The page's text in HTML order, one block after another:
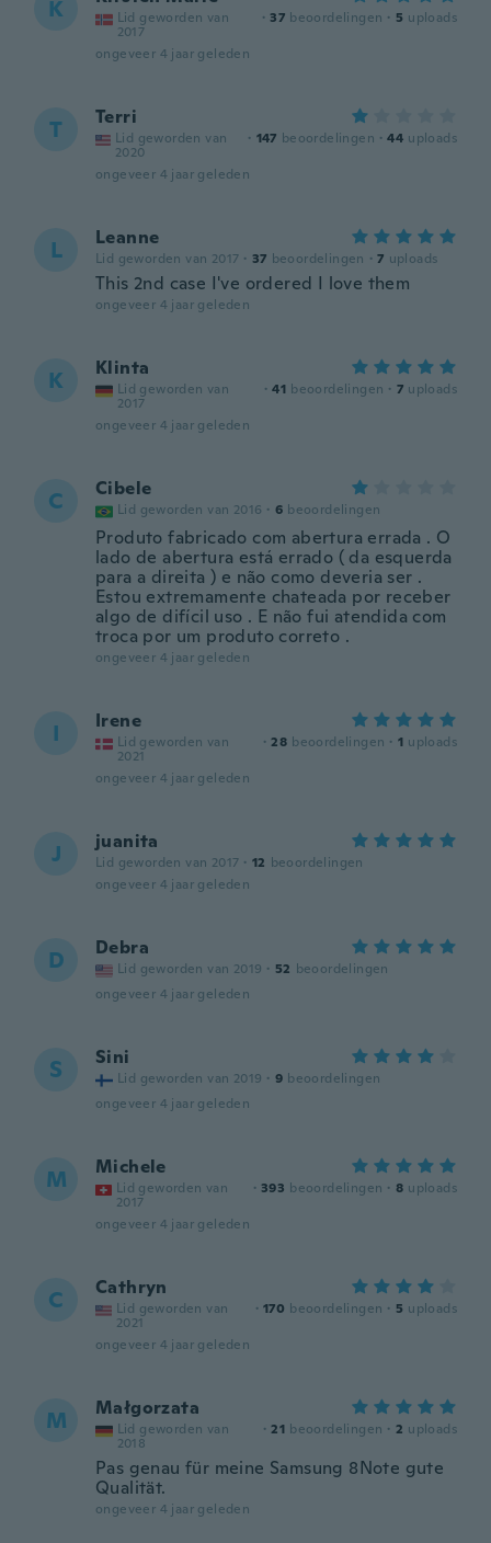
K
Lid geworden van
2017
· 37 beoordelingen · 5 uploads
ongeveer 4 jaar geleden
T Terri
Lid geworden van
2020
· 147 beoordelingen · 44 uploads
ongeveer 4 jaar geleden
L Leanne
Lid geworden van 2017 · 37 beoordelingen · 7 uploads
This 2nd case I've ordered I love them
ongeveer 4 jaar geleden
K Klinta
Lid geworden van
2017
· 41 beoordelingen · 7 uploads
ongeveer 4 jaar geleden
C Cibele
Lid geworden van 2016 · 6 beoordelingen
Produto fabricado com abertura errada . O
lado de abertura está errado ( da esquerda
para a direita ) e não como deveria ser .
Estou extremamente chateada por receber
algo de difícil uso . E não fui atendida com
troca por um produto correto .
ongeveer 4 jaar geleden
I Irene
Lid geworden van
2021
· 28 beoordelingen · 1 uploads
ongeveer 4 jaar geleden
J juanita
Lid geworden van 2017 · 12 beoordelingen
ongeveer 4 jaar geleden
D Debra
Lid geworden van 2019 · 52 beoordelingen
ongeveer 4 jaar geleden
S Sini
Lid geworden van 2019 · 9 beoordelingen
ongeveer 4 jaar geleden
M Michele
Lid geworden van
2017
· 393 beoordelingen · 8 uploads
ongeveer 4 jaar geleden
C Cathryn
Lid geworden van
2021
· 170 beoordelingen · 5 uploads
ongeveer 4 jaar geleden
M Małgorzata
Lid geworden van
2018
· 21 beoordelingen · 2 uploads
Pas genau für meine Samsung 8Note gute
Qualität.
ongeveer 4 jaar geleden